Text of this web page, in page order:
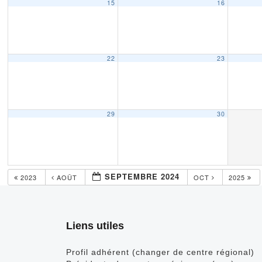
15 16
22 23
29 30
2023 AOÛT SEPTEMBRE 2024 OCT 2025
Liens utiles
Profil adhérent (changer de centre régional)